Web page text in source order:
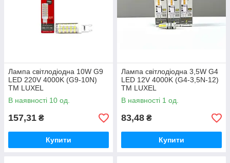
Лампа світлодіодна 10W G9
LED 220V 4000K (G9-10N)
ТМ LUXEL
В наявності 10 од.
157,31 ₴
Купити
Лампа світлодіодна 3,5W G4
LED 12V 4000K (G4-3,5N-12)
ТМ LUXEL
В наявності 1 од.
83,48 ₴
Купити